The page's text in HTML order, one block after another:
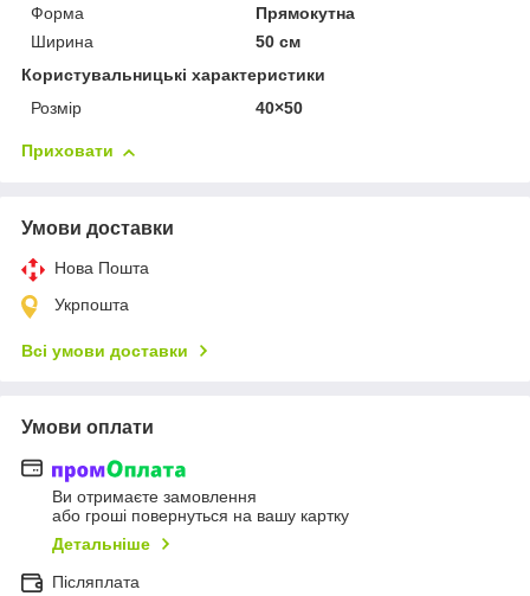
Форма
Прямокутна
Ширина
50 см
Користувальницькі характеристики
Розмір
40×50
Приховати
Умови доставки
Нова Пошта
Укрпошта
Всі умови доставки
Умови оплати
Ви отримаєте замовлення
або гроші повернуться на вашу картку
Детальніше
Післяплата